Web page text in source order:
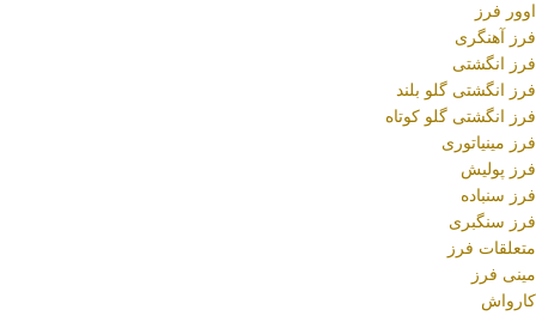
اوور فرز
فرز آهنگری
فرز انگشتی
فرز انگشتی گلو بلند
فرز انگشتی گلو کوتاه
فرز مینیاتوری
فرز پولیش
فرز سنباده
فرز سنگبری
متعلقات فرز
مینی فرز
کارواش